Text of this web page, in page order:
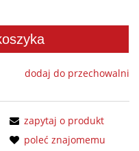
dodaj do przechowalni
zapytaj o produkt
poleć znajomemu